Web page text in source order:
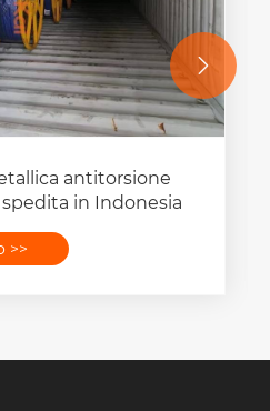
antitorsione
in Indonesia
>>
